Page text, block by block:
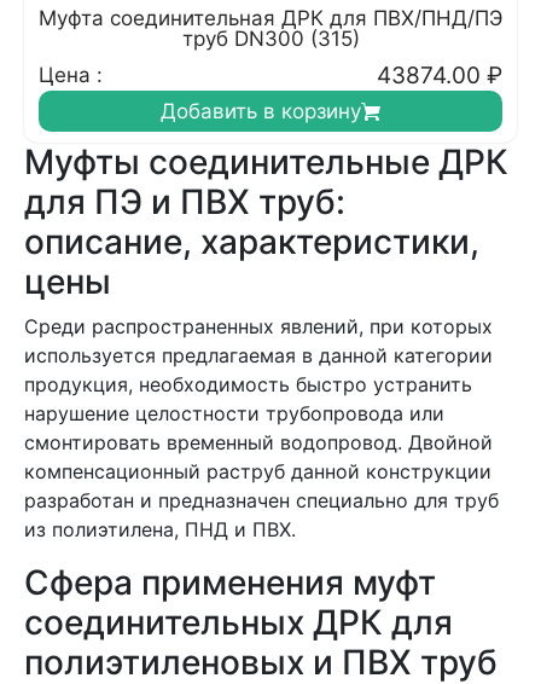
Муфта соединительная ДРК для ПВХ/ПНД/ПЭ
труб DN300 (315)
Цена :
43874.00 ₽
Добавить в корзину
Муфты соединительные ДРК
для ПЭ и ПВХ труб:
описание, характеристики,
цены
Среди распространенных явлений, при которых
используется предлагаемая в данной категории
продукция, необходимость быстро устранить
нарушение целостности трубопровода или
смонтировать временный водопровод. Двойной
компенсационный раструб данной конструкции
разработан и предназначен специально для труб
из полиэтилена, ПНД и ПВХ.
Сфера применения муфт
соединительных ДРК для
полиэтиленовых и ПВХ труб